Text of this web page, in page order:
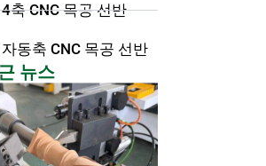
4축 CNC 목공 선반
자동축 CNC 목공 선반
뉴스